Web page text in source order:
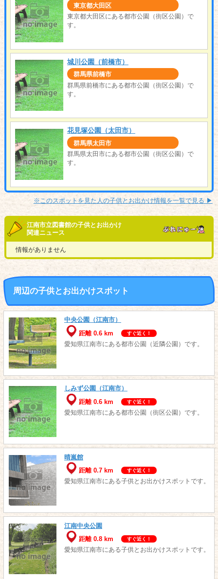
東京都大田区
東京都大田区にある都市公園（街区公園）で
す。
城川公園（前橋市）
群馬県前橋市
群馬県前橋市にある都市公園（街区公園）で
す。
花見塚公園（太田市）
群馬県太田市
群馬県太田市にある都市公園（街区公園）で
す。
※このスポットを見た人の子供とお出かけ情報を一覧で見る ▶︎
江南市立図書館の子供とお出かけ
関連ニュース
情報がありません
周辺の子供とお出かけスポット
中央公園（江南市）
距離 0.6 km
すぐ近く！
愛知県江南市にある都市公園（近隣公園）です。
しみず公園（江南市）
距離 0.6 km
すぐ近く！
愛知県江南市にある都市公園（街区公園）です。
晴嵐館
距離 0.7 km
すぐ近く！
愛知県江南市にある子供とお出かけスポットです。
江南中央公園
距離 0.8 km
すぐ近く！
愛知県江南市にある子供とお出かけスポットです。